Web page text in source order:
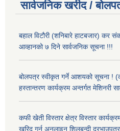
सार्वजनिक खरीद /
बहाल विटौरी (शनिबारे हाटबजार) कर
आव्हानको ७ दिने सार्वजनिक सूचना !!!
बोलपत्र स्वीकृत गर्ने आशयको सूचना !
हस्तान्तरण कार्यक्रम अन्तर्गत मेशिनरी
कफी खेती विस्तार क्षेत्र विस्तार
खरिद गर्न अनलाइन शिलबन्दी